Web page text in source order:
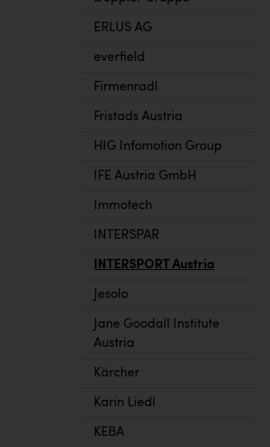
ERLUS AG
everfield
Firmenradl
Fristads Austria
HIG Infomotion Group
IFE Austria GmbH
Immotech
INTERSPAR
INTERSPORT Austria
Jesolo
Jane Goodall Institute
Austria
Kärcher
Karin Liedl
KEBA